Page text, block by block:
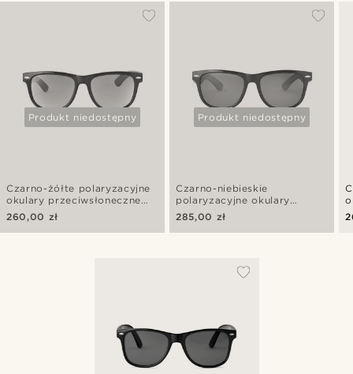
Produkt niedostępny
Czarno-żółte polaryzacyjne
okulary przeciwsłoneczne
retro z drewnianymi
zausznikami
260,00 zł
Produkt niedostępny
Czarno-niebieskie
polaryzacyjne okulary
przeciwsłoneczne retro z
drewnianymi zausznikami
285,00 zł